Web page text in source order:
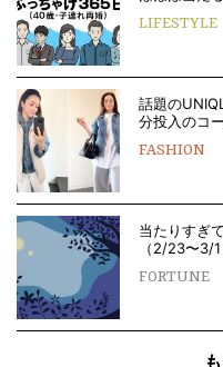
LIFESTYLE
話題の
分投入のコ
FASHION
当たりすぎ
（2/23〜3/
FORTUNE